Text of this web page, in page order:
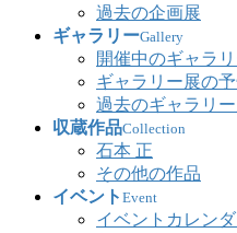
過去の企画展
ギャラリーGallery
開催中のギャラ
ギャラリー展の
過去のギャラリ
収蔵作品Collection
石本 正
その他の作品
イベント Event
イベントカレン